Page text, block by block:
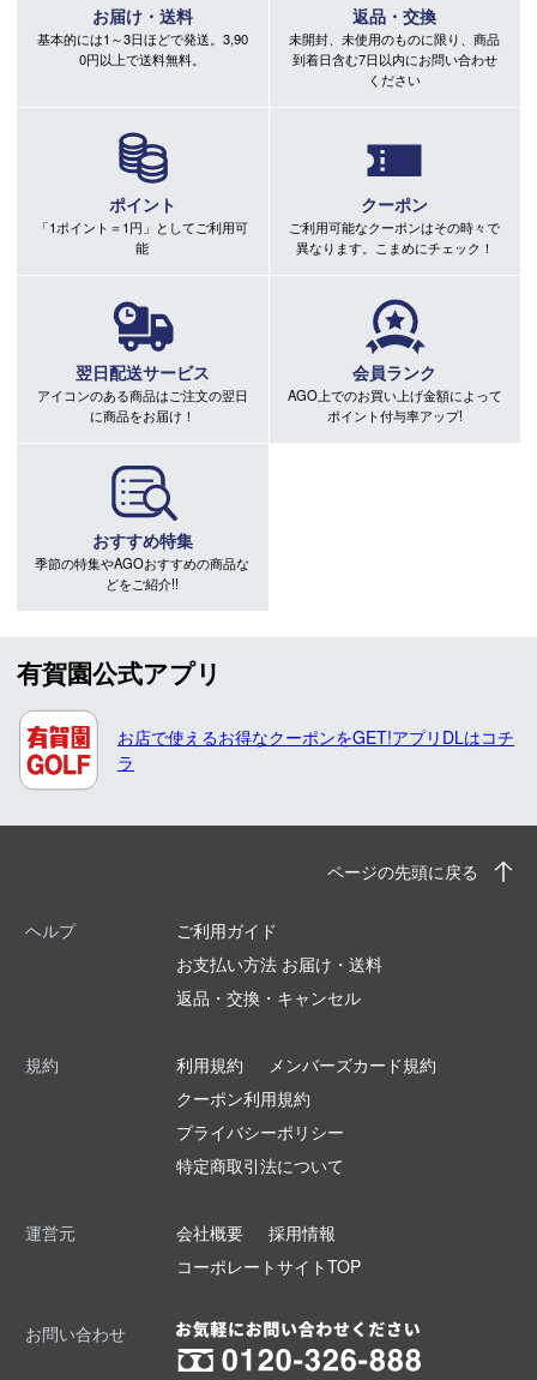
お届け・送料
基本的には1～3日ほどで発送。3,90
0円以上で送料無料。
返品・交換
未開封、未使用のものに限り、商品
到着日含む7日以内にお問い合わせ
ください
ポイント
「1ポイント＝1円」としてご利用可
能
クーポン
ご利用可能なクーポンはその時々で
異なります。こまめにチェック！
翌日配送サービス
アイコンのある商品はご注文の翌日
に商品をお届け！
会員ランク
AGO上でのお買い上げ金額によって
ポイント付与率アップ!
おすすめ特集
季節の特集やAGOおすすめの商品な
どをご紹介!!
有賀園公式アプリ
お店で使えるお得なクーポンをGET!アプリDLはコチ
ラ
ページの先頭に戻る
ヘルプ
ご利用ガイド
お支払い方法 お届け・送料
返品・交換・キャンセル
規約 利用規約
メンバーズカード規約
クーポン利用規約
プライバシーポリシー
特定商取引法について
運営元 会社概要
採用情報
コーポレートサイトTOP
お問い合わせ